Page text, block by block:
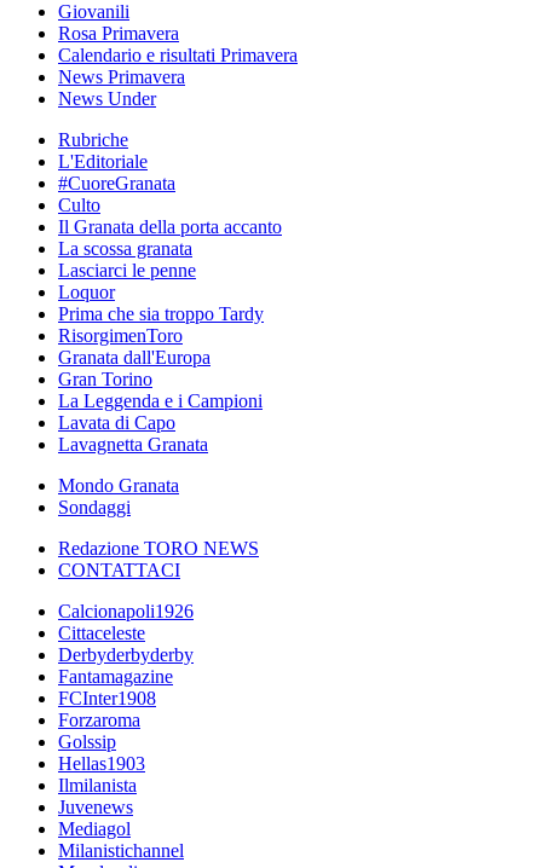
Giovanili
Rosa Primavera
Calendario e risultati Primavera
News Primavera
News Under
Rubriche
L'Editoriale
#CuoreGranata
Culto
Il Granata della porta accanto
La scossa granata
Lasciarci le penne
Loquor
Prima che sia troppo Tardy
RisorgimenToro
Granata dall'Europa
Gran Torino
La Leggenda e i Campioni
Lavata di Capo
Lavagnetta Granata
Mondo Granata
Sondaggi
Redazione TORO NEWS
CONTATTACI
Calcionapoli1926
Cittaceleste
Derbyderbyderby
Fantamagazine
FCInter1908
Forzaroma
Golssip
Hellas1903
Ilmilanista
Juvenews
Mediagol
Milanistichannel